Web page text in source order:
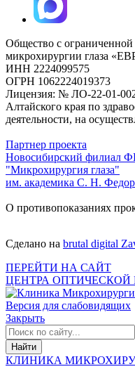
Общество с
микрохирургии глаза
ИНН 2224099575
ОГРН 1062224019373
Лицензия: № ЛО-22-01-
Алтайского края по
деятельности, на
Партнер проекта
Новосибирский
"Микрохирургия глаза"
им. академика С. Н.
О противопоказаниях
Сделано на brutal digital
ПЕРЕЙТИ НА САЙТ
ЦЕНТРА ОПТИЧЕСКОЙ
Версия для слабовидящих
Закрыть
КЛИНИКА